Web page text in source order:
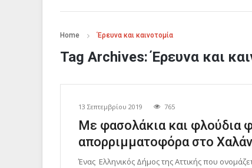
Home Έρευνα και καινοτομία
Tag Archives:Έρευνα και
13 Σεπτεμβρίου 2019 765
Με φασολάκια και φλούδια
απορριμματοφόρα στο
Ένας Ελληνικός Δήμος της Αττικής που